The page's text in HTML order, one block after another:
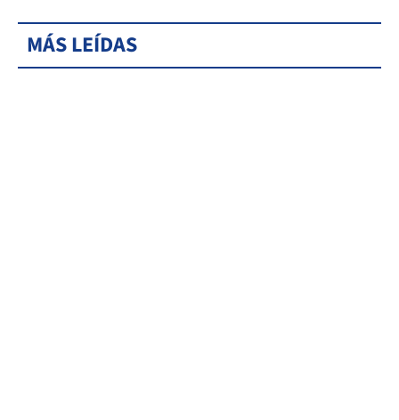
MÁS LEÍDAS